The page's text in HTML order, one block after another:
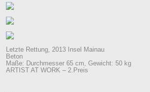
Letzte Rettung, 2013 Insel Mainau
Beton
Maße: Durchmesser 65 cm, Gewicht: 50 kg
ARTIST AT WORK – 2.Preis